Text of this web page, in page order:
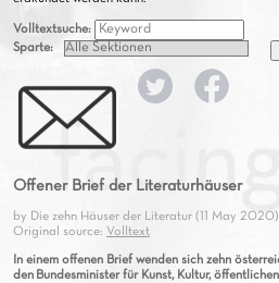
Volltextsuche:
Sparte:
Offener Brief der Literaturhäuser
by Die zehn Häuser der Literatur (11 May 2020)
Original source: Volltext
In einem offenen Brief wenden sich zehn
den Bundesminister für Kunst, Kultur,